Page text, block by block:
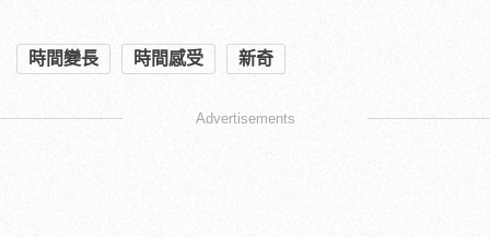
時間變長 時間感受 新奇
Advertisements